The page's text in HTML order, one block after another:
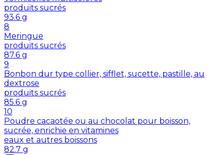
produits sucrés
93.6 g
8
Meringue
produits sucrés
87.6 g
9
Bonbon dur type collier, sifflet, sucette, pastille, au
dextrose
produits sucrés
85.6 g
10
Poudre cacaotée ou au chocolat pour boisson,
sucrée, enrichie en vitamines
eaux et autres boissons
82.7 g